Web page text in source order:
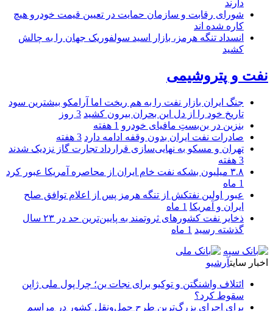
دارند
شورای رقابت و سازمان حمایت در تعیین قیمت خودرو هیچ
کاره شده اند
انسداد تنگه هرمز، بازار اسید سولفوریک جهان را به چالش
کشید
نفت و پتروشیمی
جنگ ایران بازار نفت را به هم ریخت اما آرامکو بیشترین سود
تاریخ خود را از دل این بحران بیرون کشید 3 روز
بنزین در بن‌بستِ مافیای خودرو 1 هفته
صادرات نفت ایران بدون وقفه ادامه دارد 3 هفته
تهران و مسکو به نهایی‌سازی قرارداد تجارت گاز نزدیک شدند
3 هفته
۳.۸ میلیون بشکه نفت خام ایران از محاصره آمریکا عبور کرد
1 ماه
عبور اولین نفتکش از تنگه هرمز پس از اعلام توافق صلح
ایران و آمریکا 1 ماه
ذخایر نفت کشورهای ثروتمند به پایین‌ترین حد در ۲۳ سال
گذشته رسید 1 ماه
اخبار سایتآرشیو
ائتلاف واشنگتن و توکیو برای نجات ین؛ چرا پول ملی ژاپن
سقوط کرد؟
برای اجرای بزرگ‌ترین طرح حمل‌ونقل کشور در مراسم